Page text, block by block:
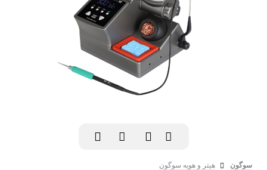
سوگون هیتر و هویه سوگون